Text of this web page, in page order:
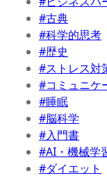
#古典
#科学的思考
#歴史
#ストレス対
#コミュニケ
#睡眠
#脳科学
#入門書
#AI・機械学
#ダイエット